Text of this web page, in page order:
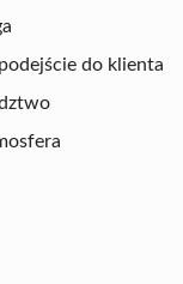
do klienta